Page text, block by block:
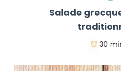
Salade
30